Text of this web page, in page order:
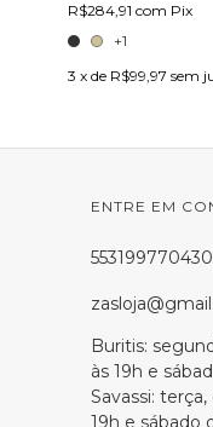
R$284,91com Pix
+1
3 x de R$99,97 sem
ENTRE EM